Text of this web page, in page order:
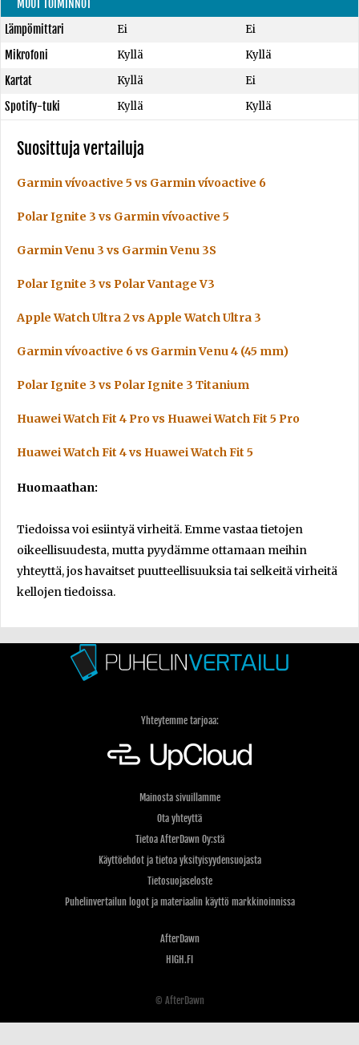
MUUT TOIMINNOT
Lämpömittari
Ei
Ei
Mikrofoni
Kyllä
Kyllä
Kartat
Kyllä
Ei
Spotify-tuki
Kyllä Kyllä
Suosittuja vertailuja
Garmin vívoactive 5 vs Garmin vívoactive 6
Polar Ignite 3 vs Garmin vívoactive 5
Garmin Venu 3 vs Garmin Venu 3S
Polar Ignite 3 vs Polar Vantage V3
Apple Watch Ultra 2 vs Apple Watch Ultra 3
Garmin vívoactive 6 vs Garmin Venu 4 (45 mm)
Polar Ignite 3 vs Polar Ignite 3 Titanium
Huawei Watch Fit 4 Pro vs Huawei Watch Fit 5 Pro
Huawei Watch Fit 4 vs Huawei Watch Fit 5
Huomaathan:
Tiedoissa voi esiintyä virheitä. Emme vastaa tietojen
oikeellisuudesta, mutta pyydämme ottamaan meihin
yhteyttä, jos havaitset puutteellisuuksia tai selkeitä virheitä
kellojen tiedoissa.
Yhteytemme tarjoaa:
Mainosta sivuillamme
Ota yhteyttä
Tietoa AfterDawn Oy:stä
Käyttöehdot ja tietoa yksityisyydensuojasta
Tietosuojaseloste
Puhelinvertailun logot ja materiaalin käyttö markkinoinnissa
AfterDawn
HIGH.FI
© AfterDawn